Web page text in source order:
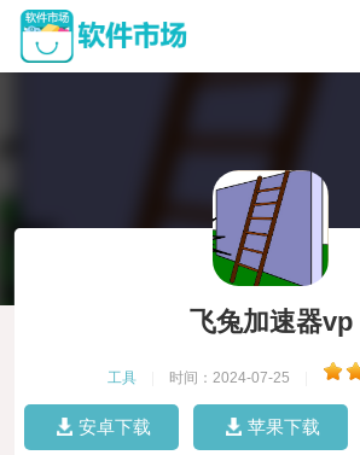
飞兔加速器vp
工具 时间：2024-07-25
安卓下载 苹果下载